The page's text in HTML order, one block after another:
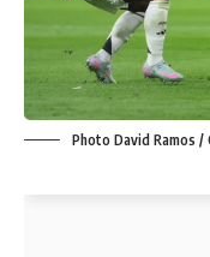
Photo David Ramos /